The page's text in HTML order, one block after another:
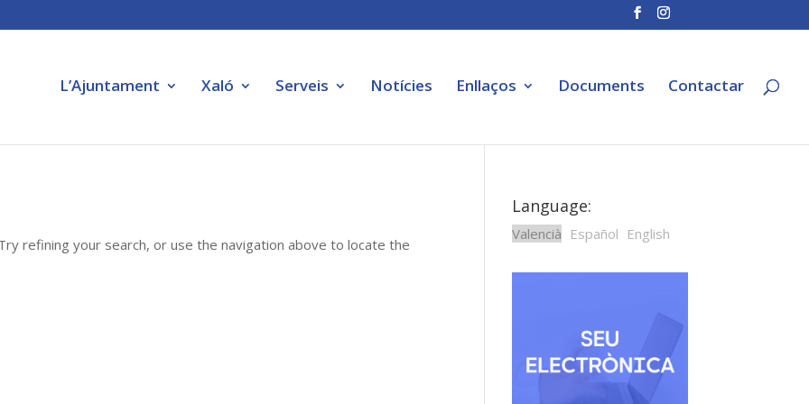
L’Ajuntament Xaló Serveis Notícies Enllaços Documents Contactar
refining your search, or use the navigation above to locate the
Language:
Valencià Español English